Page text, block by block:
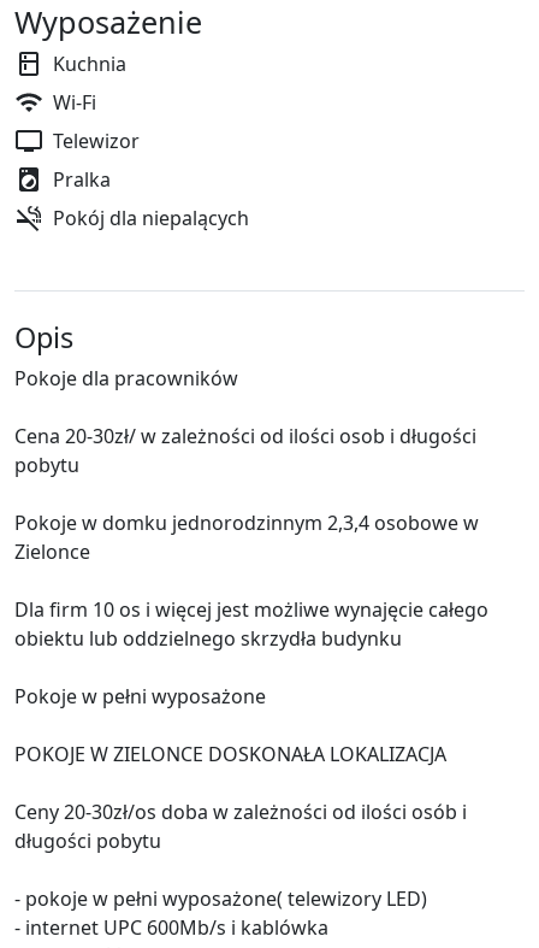
Wyposażenie
Kuchnia
Wi-Fi
Telewizor
Pralka
Pokój dla niepalących
Opis
Pokoje dla pracowników
Cena 20-30zł/ w zależności od ilości osob i długości
pobytu
Pokoje w domku jednorodzinnym 2,3,4 osobowe w
Zielonce
Dla firm 10 os i więcej jest możliwe wynajęcie całego
obiektu lub oddzielnego skrzydła budynku
Pokoje w pełni wyposażone
POKOJE W ZIELONCE DOSKONAŁA LOKALIZACJA
Ceny 20-30zł/os doba w zależności od ilości osób i
długości pobytu
- pokoje w pełni wyposażone( telewizory LED)
- internet UPC 600Mb/s i kablówka